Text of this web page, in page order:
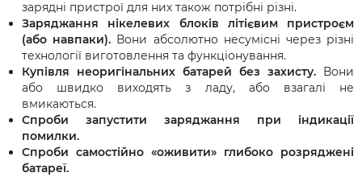
зарядні пристрої для них також потрібні різні.
Заряджання нікелевих блоків літієвим пристроєм
(або навпаки). Вони абсолютно несумісні через різні
технології виготовлення та функціонування.
Купівля неоригінальних батарей без захисту.
Вони
або швидко виходять з ладу, або взагалі не
вмикаються.
Спроби запустити заряджання при індикації
помилки.
Спроби самостійно «оживити» глибоко розряджені
батареї.